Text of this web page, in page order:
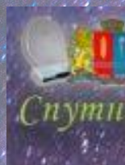
Перейти
к
содержимому